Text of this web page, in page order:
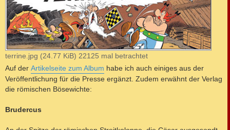
terrine.jpg (24.77 KiB) 22125 mal betrachtet
Auf der Artikelseite zum Album habe ich auch einiges aus der
Veröffentlichung für die Presse ergänzt. Zudem erwähnt der Verlag
die römischen Bösewichte:
Brudercus